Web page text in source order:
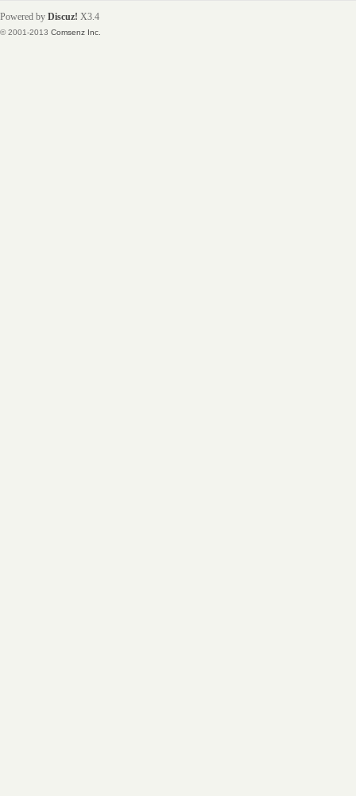
Powered by Discuz! X3.4
© 2001-2013 Comsenz Inc.